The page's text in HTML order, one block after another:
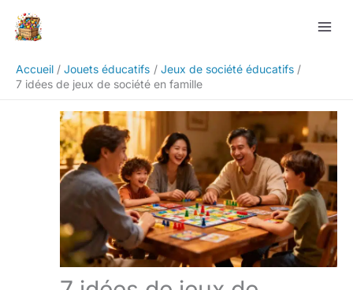
Accueil
Jouets éducatifs
Jeux de société éducatifs
7 idées de jeux de société en famille
Rechercher